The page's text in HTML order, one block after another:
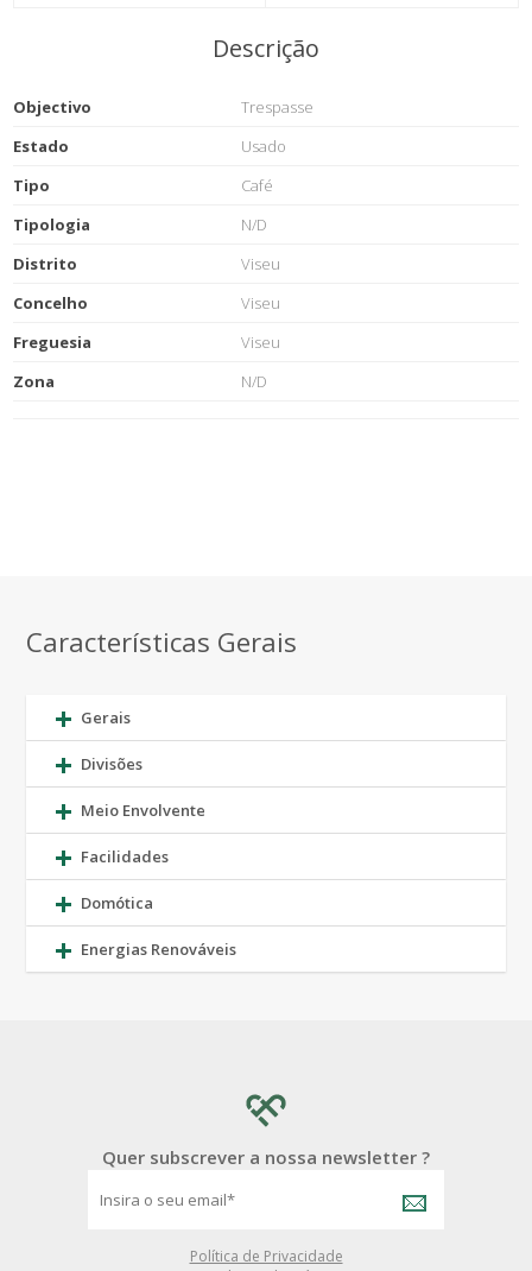
Descrição
Objectivo
Trespasse
Estado
Usado
Tipo
Café
Tipologia
N/D
Distrito
Viseu
Concelho
Viseu
Freguesia
Viseu
Zona
N/D
Características Gerais
Gerais
Divisões
Meio Envolvente
Facilidades
Domótica
Energias Renováveis
Quer subscrever a nossa newsletter ?
Política de Privacidade